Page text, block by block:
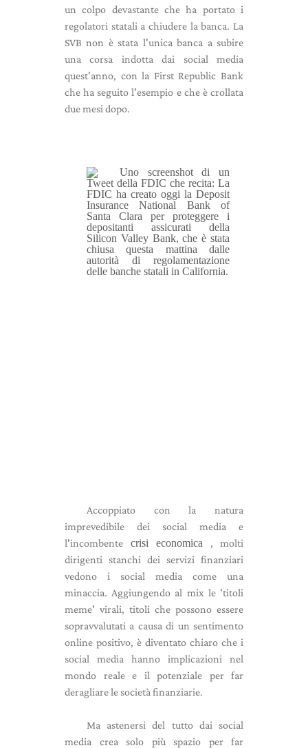
un colpo devastante che ha portato i
regolatori statali a chiudere la banca. La
SVB non è stata l'unica banca a subire
una corsa indotta dai social media
quest'anno, con la First Republic Bank
che ha seguito l'esempio e che è crollata
due mesi dopo.
Accoppiato con la natura
imprevedibile dei social media e
l'incombente crisi economica , molti
dirigenti stanchi dei servizi finanziari
vedono i social media come una
minaccia. Aggiungendo al mix le 'titoli
meme' virali, titoli che possono essere
sopravvalutati a causa di un sentimento
online positivo, è diventato chiaro che i
social media hanno implicazioni nel
mondo reale e il potenziale per far
deragliare le società finanziarie.
Ma astenersi del tutto dai social
media crea solo più spazio per far